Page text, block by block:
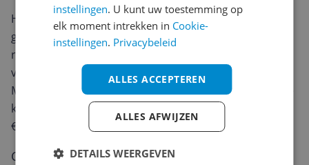
Heb jij dit product in bezit en wil je graag je mening
geven? Start dan hieronder met het schrijven van je
review. Afhankelijk van de details duurt het schrijven
van een review gemiddeld tussen de 3 en 10 minuten.
Met jouw mening help je andere bezoekers een betere
keuze te maken én maak je iedere maand kans op
€250,-!
Klik hier voor de actievoorwaarden.
Cijfer
instellingen. U kunt uw toestemming op
elk moment intrekken in Cookie-
instellingen. Privacybeleid
ALLES ACCEPTEREN
ALLES AFWIJZEN
DETAILS WEERGEVEN